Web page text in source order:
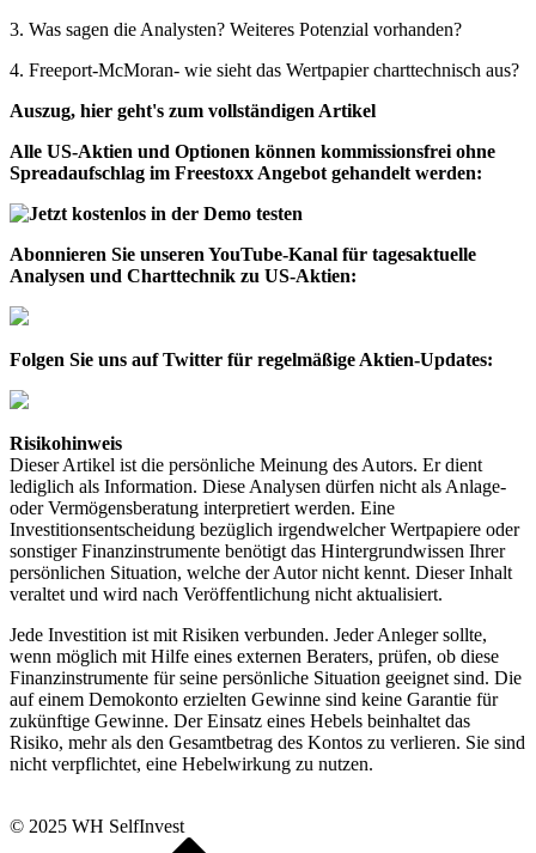
3. Was sagen die Analysten? Weiteres Potenzial vorhanden?
4. Freeport-McMoran- wie sieht das Wertpapier charttechnisch aus?
Auszug, hier geht's zum vollständigen Artikel
Alle US-Aktien und Optionen können kommissionsfrei ohne
Spreadaufschlag im Freestoxx Angebot gehandelt werden:
Abonnieren Sie unseren YouTube-Kanal für tagesaktuelle
Analysen und Charttechnik zu US-Aktien:
Folgen Sie uns auf Twitter für regelmäßige Aktien-Updates:
Risikohinweis
Dieser Artikel ist die persönliche Meinung des Autors. Er dient
lediglich als Information. Diese Analysen dürfen nicht als Anlage-
oder Vermögensberatung interpretiert werden. Eine
Investitionsentscheidung bezüglich irgendwelcher Wertpapiere oder
sonstiger Finanzinstrumente benötigt das Hintergrundwissen Ihrer
persönlichen Situation, welche der Autor nicht kennt. Dieser Inhalt
veraltet und wird nach Veröffentlichung nicht aktualisiert.
Jede Investition ist mit Risiken verbunden. Jeder Anleger sollte,
wenn möglich mit Hilfe eines externen Beraters, prüfen, ob diese
Finanzinstrumente für seine persönliche Situation geeignet sind. Die
auf einem Demokonto erzielten Gewinne sind keine Garantie für
zukünftige Gewinne. Der Einsatz eines Hebels beinhaltet das
Risiko, mehr als den Gesamtbetrag des Kontos zu verlieren. Sie sind
nicht verpflichtet, eine Hebelwirkung zu nutzen.
© 2025 WH SelfInvest